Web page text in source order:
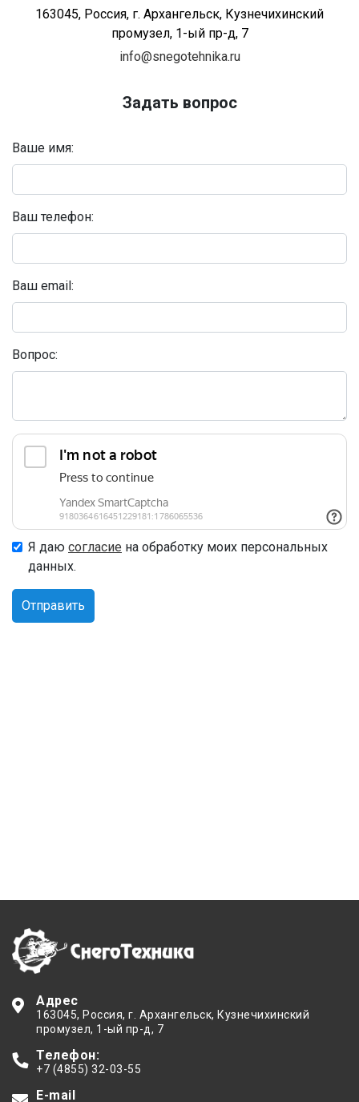
163045, Россия, г. Архангельск, Кузнечихинский
промузел, 1-ый пр-д, 7
info@snegotehnika.ru
Задать вопрос
Ваше имя:
Ваш телефон:
Ваш email:
Вопрос:
Я даю согласие на обработку моих персональных
данных.
Отправить
Адрес
163045, Россия, г. Архангельск, Кузнечихинский
промузел, 1-ый пр-д, 7
Телефон:
+7 (4855) 32-03-55
E-mail